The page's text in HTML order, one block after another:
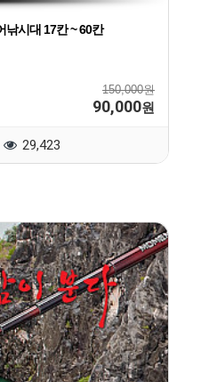
낚시대 17칸 ~ 60칸
150,000원
90,000원
29,423